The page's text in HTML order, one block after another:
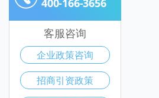
客服咨询
企业政策咨询
招商引资政策